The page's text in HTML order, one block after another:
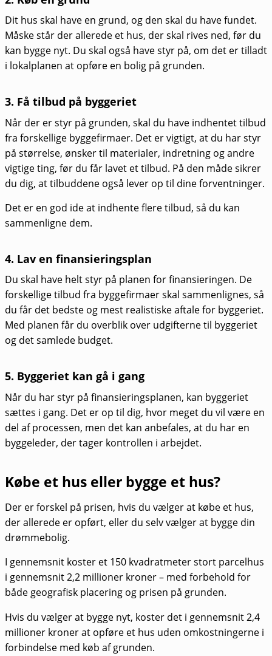
Dit hus skal have en grund, og den skal du have fundet.
Måske står der allerede et hus, der skal rives ned, før du
kan bygge nyt. Du skal også have styr på, om det er tilladt
i lokalplanen at opføre en bolig på grunden.
3. Få tilbud på byggeriet
Når der er styr på grunden, skal du have indhentet tilbud
fra forskellige byggefirmaer. Det er vigtigt, at du har styr
på størrelse, ønsker til materialer, indretning og andre
vigtige ting, før du får lavet et tilbud. På den måde sikrer
du dig, at tilbuddene også lever op til dine forventninger.
Det er en god ide at indhente flere tilbud, så du kan
sammenligne dem.
4. Lav en finansieringsplan
Du skal have helt styr på planen for finansieringen. De
forskellige tilbud fra byggefirmaer skal sammenlignes, så
du får det bedste og mest realistiske aftale for byggeriet.
Med planen får du overblik over udgifterne til byggeriet
og det samlede budget.
5. Byggeriet kan gå i gang
Når du har styr på finansieringsplanen, kan byggeriet
sættes i gang. Det er op til dig, hvor meget du vil være en
del af processen, men det kan anbefales, at du har en
byggeleder, der tager kontrollen i arbejdet.
Købe et hus eller bygge et hus?
Der er forskel på prisen, hvis du vælger at købe et hus,
der allerede er opført, eller du selv vælger at bygge din
drømmebolig.
I gennemsnit koster et 150 kvadratmeter stort parcelhus
i gennemsnit 2,2 millioner kroner – med forbehold for
både geografisk placering og prisen på grunden.
Hvis du vælger at bygge nyt, koster det i gennemsnit 2,4
millioner kroner at opføre et hus uden omkostningerne i
forbindelse med køb af grunden.